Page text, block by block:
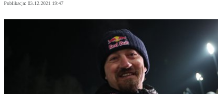
Publikacja: 03.12.2021 19:47